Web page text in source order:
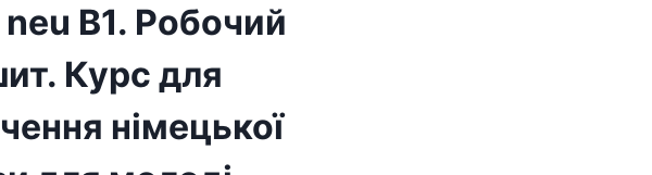
В1. Робочий
Курс для
німецької